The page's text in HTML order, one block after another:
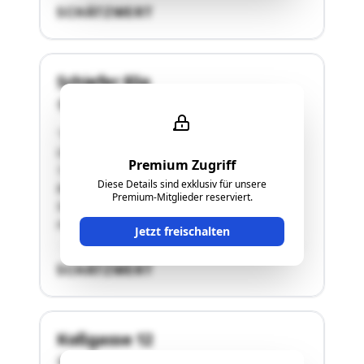
SCHÄTZWERT
Premium Zugriff
Diese Details sind exklusiv für unsere
Premium-Mitglieder reserviert.
Jetzt freischalten
Schiefer 83a
GST-NR G BA (NUTZUNG) FLÄCHE GST-ADRESSE
132/2 G GST-Fläche * 2189
Bauf.(10) 169
Sonst(50) 2020 Schiefer 83a
mit Tankstelle und Gebäude"
SCHÄTZWERT
Koßgasse 12